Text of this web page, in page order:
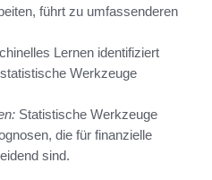
führt zu umfassenderen
Lernen identifiziert
Werkzeuge
Statistische Werkzeuge
die für finanzielle
sind.